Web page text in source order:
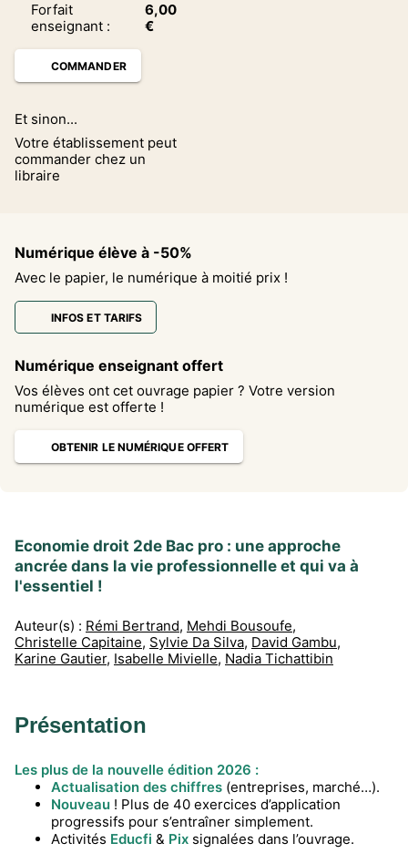
Forfait
enseignant :
6,00
€
COMMANDER
Et sinon...
Votre établissement peut
commander chez un
libraire
Numérique élève à -50%
Avec le papier, le numérique à moitié prix !
INFOS ET TARIFS
Numérique enseignant offert
Vos élèves ont cet ouvrage papier ? Votre version
numérique est offerte !
OBTENIR LE NUMÉRIQUE OFFERT
Economie droit 2de Bac pro : une approche
ancrée dans la vie professionnelle et qui va à
l'essentiel !
Auteur(s) : Rémi Bertrand, Mehdi Bousoufe,
Christelle Capitaine, Sylvie Da Silva, David Gambu,
Karine Gautier, Isabelle Mivielle, Nadia Tichattibin
Présentation
Les plus de la nouvelle édition 2026 :
Actualisation des chiffres (entreprises, marché…).
Nouveau ! Plus de 40 exercices d’application
progressifs pour s’entraîner simplement.
Activités Educfi & Pix signalées dans l’ouvrage.